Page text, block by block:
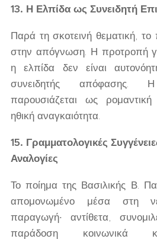
13. Η Ελπίδα ως Συνειδητή
Παρά τη σκοτεινή θεματική, το
στην απόγνωση. Η προτροπή
η ελπίδα δεν είναι
συνειδητής απόφασης.
παρουσιάζεται ως
ηθική αναγκαιότητα.
15. Γραμματολογικές
Αναλογίες
Το ποίημα της Βασιλικής Β.
απομονωμένο μέσα στη
παραγωγή· αντίθετα,
παράδοση κοινωνικά